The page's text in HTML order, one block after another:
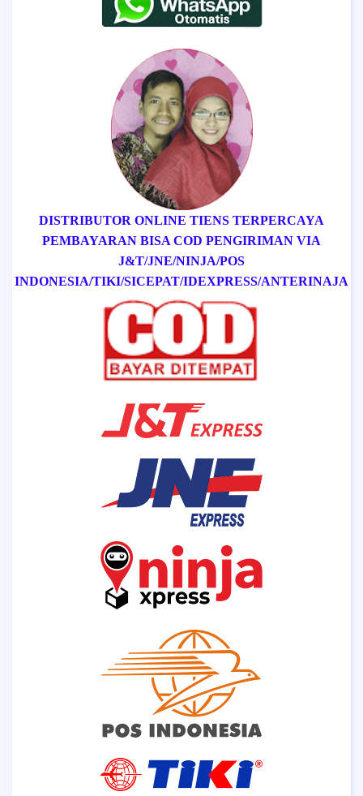
DISTRIBUTOR ONLINE TIENS TERPERCAYA
PEMBAYARAN BISA COD PENGIRIMAN VIA
J&T/JNE/NINJA/POS
INDONESIA/TIKI/SICEPAT/IDEXPRESS/ANTERINAJA